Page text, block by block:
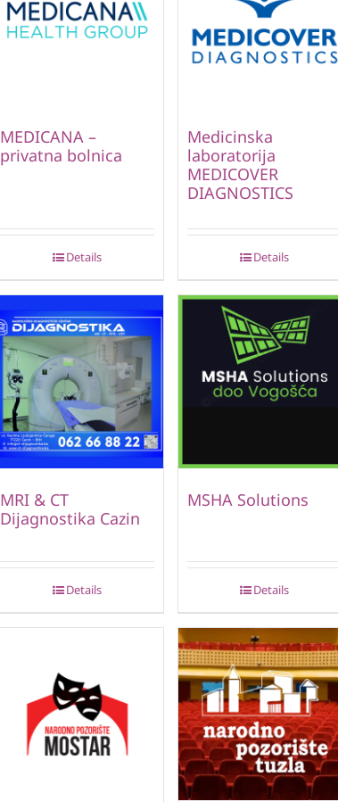
MEDICANA –
privatna bolnica
Details
Medicinska
laboratorija
MEDICOVER
DIAGNOSTICS
Details
MRI & CT
Dijagnostika Cazin
Details
MSHA Solutions
Details